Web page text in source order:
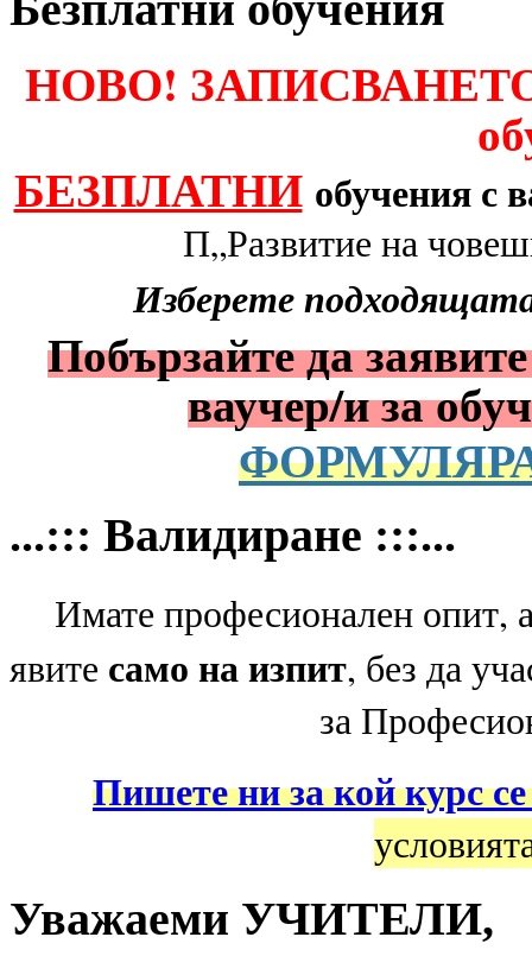
НОВО! ЗАПИСВАНЕТО
БЕЗПЛАТНИ обучения с
П„Развитие на
Изберете
Побързайте да
ваучер/и за
...::: Валидиране :::...
Имате професионален опит,
явите само на изпит, без да
за
Пишете ни за кой курс се
Уважаеми УЧИТЕЛИ,